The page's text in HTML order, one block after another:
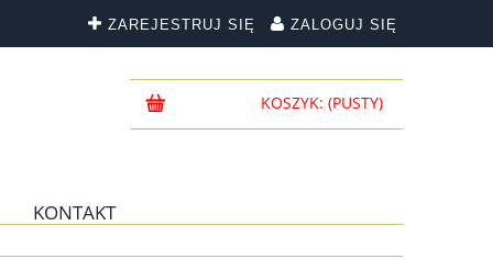
ZAREJESTRUJ SIĘ ZALOGUJ SIĘ
KOSZYK: (PUSTY)
KONTAKT